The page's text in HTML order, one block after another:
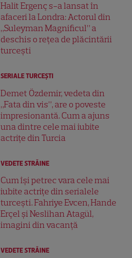
Halit Ergenç s-a lansat în
afaceri la Londra: Actorul din
„Suleyman Magnificul” a
deschis o rețea de plăcintării
turcești
SERIALE TURCEŞTI
Demet Özdemir, vedeta din
„Fata din vis”, are o poveste
impresionantă. Cum a ajuns
una dintre cele mai iubite
actrițe din Turcia
VEDETE STRĂINE
Cum își petrec vara cele mai
iubite actrițe din serialele
turcești. Fahriye Evcen, Hande
Erçel și Neslihan Atagül,
imagini din vacanță
VEDETE STRĂINE